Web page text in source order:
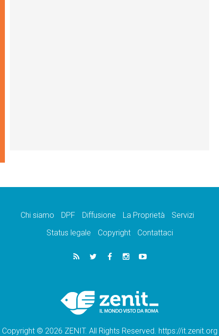
Chi siamo DPF Diffusione La Proprietà
Servizi
Status legale
Copyright Contattaci
Copyright © 2026 ZENIT. All Rights Reserved. https://it.zenit.org